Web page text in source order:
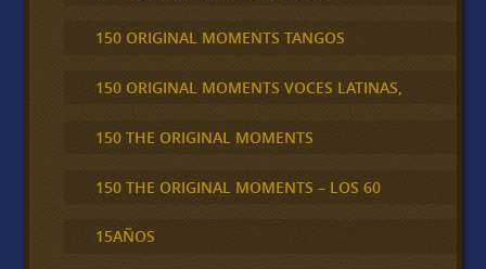
150 ORIGINAL MOMENTS TANGOS
150 ORIGINAL MOMENTS VOCES LATINAS,
150 THE ORIGINAL MOMENTS
150 THE ORIGINAL MOMENTS – LOS 60
15AÑOS